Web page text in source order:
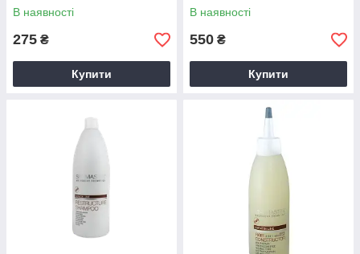
В наявності
275 ₴
Купити
В наявності
550 ₴
Купити